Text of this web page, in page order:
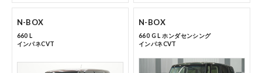
点検・整備のご予約
各店舗へのお問い合わせ
N-BOX
660 L
インパネCVT
N-BOX
660 G L ホンダセンシング
インパネCVT